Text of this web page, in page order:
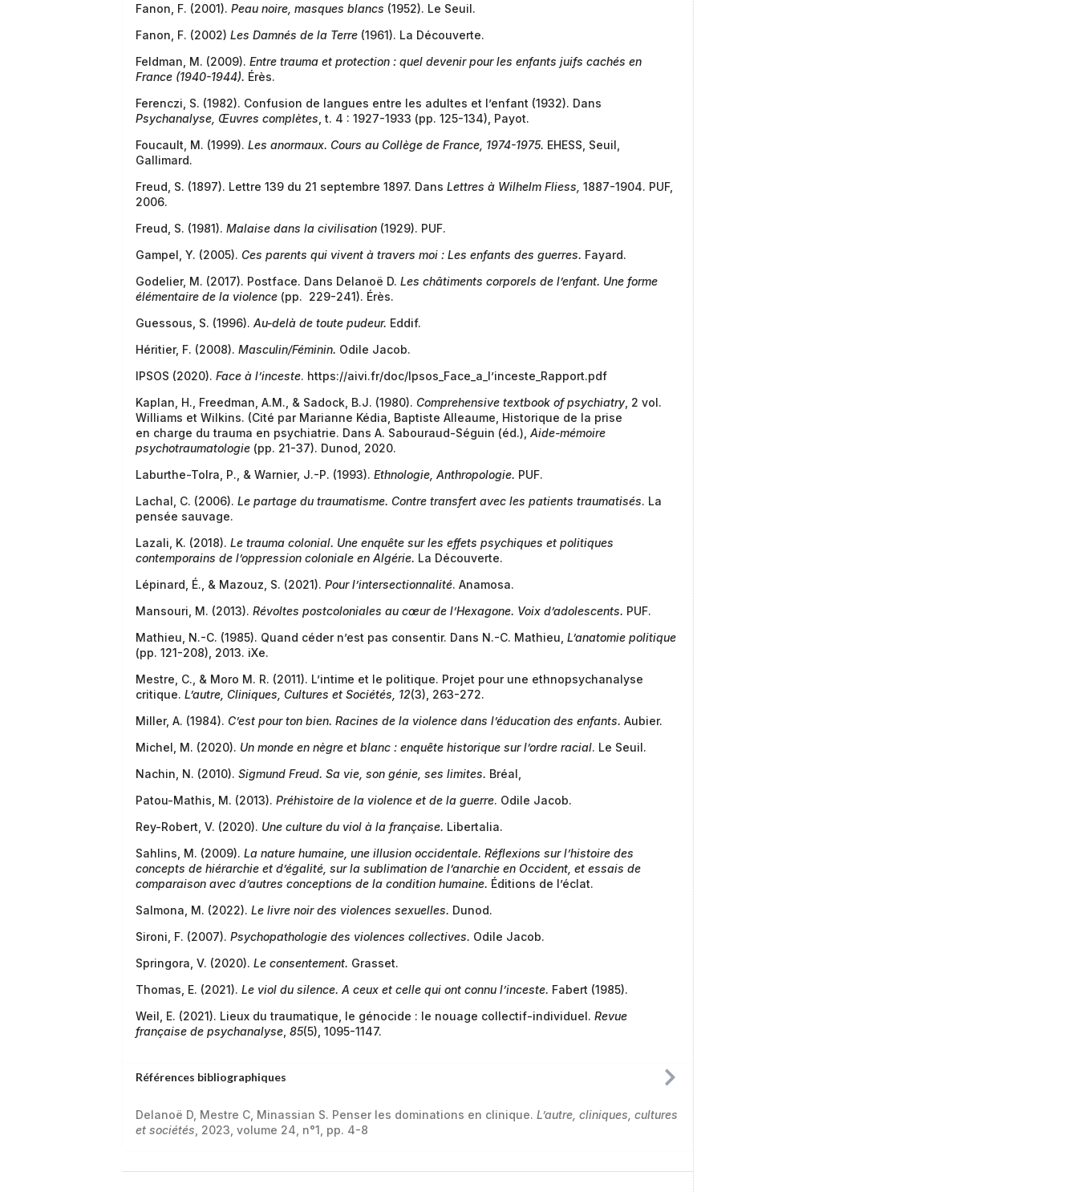
Fanon, F. (2001). Peau noire, masques blancs (1952). Le Seuil.
Fanon, F. (2002) Les Damnés de la Terre (1961). La Découverte.
Feldman, M. (2009). Entre trauma et protection : quel devenir pour les enfants juifs cachés en
France (1940-1944). Érès.
Ferenczi, S. (1982). Confusion de langues entre les adultes et l’enfant (1932). Dans
Psychanalyse, Œuvres complètes , t. 4 : 1927-1933 (pp. 125-134), Payot.
Foucault, M. (1999). Les anormaux. Cours au Collège de France, 1974-1975. EHESS, Seuil,
Gallimard.
Freud, S. (1897). Lettre 139 du 21 septembre 1897. Dans Lettres à Wilhelm Fliess, 1887-1904. PUF,
2006.
Freud, S. (1981). Malaise dans la civilisation (1929). PUF.
Gampel, Y. (2005). Ces parents qui vivent à travers moi : Les enfants des guerres. Fayard.
Godelier, M. (2017). Postface. Dans Delanoë D. Les châtiments corporels de l’enfant. Une forme
élémentaire de la violence (pp. 229-241). Érès.
Guessous, S. (1996). Au-delà de toute pudeur. Eddif.
Héritier, F. (2008). Masculin/Féminin. Odile Jacob.
IPSOS (2020). Face à l’inceste. https://aivi.fr/doc/Ipsos_Face_a_l’inceste_Rapport.pdf
Kaplan, H., Freedman, A.M., & Sadock, B.J. (1980). Comprehensive textbook of psychiatry, 2 vol.
Williams et Wilkins. (Cité par Marianne Kédia, Baptiste Alleaume, Historique de la prise
en charge du trauma en psychiatrie. Dans A. Sabouraud-Séguin (éd.), Aide-mémoire
psychotraumatologie (pp. 21-37). Dunod, 2020.
Laburthe-Tolra, P., & Warnier, J.-P. (1993). Ethnologie, Anthropologie. PUF.
Lachal, C. (2006). Le partage du traumatisme. Contre transfert avec les patients traumatisés. La
pensée sauvage.
Lazali, K. (2018). Le trauma colonial. Une enquête sur les effets psychiques et politiques
contemporains de l’oppression coloniale en Algérie. La Découverte.
Lépinard, É., & Mazouz, S. (2021). Pour l’intersectionnalité. Anamosa.
Mansouri, M. (2013). Révoltes postcoloniales au cœur de l’Hexagone. Voix d’adolescents. PUF.
Mathieu, N.-C. (1985). Quand céder n’est pas consentir. Dans N.-C. Mathieu, L’anatomie politique
(pp. 121-208), 2013. iXe.
Mestre, C., & Moro M. R. (2011). L’intime et le politique. Projet pour une ethnopsychanalyse
critique. L’autre, Cliniques, Cultures et Sociétés, 12(3), 263-272.
Miller, A. (1984). C’est pour ton bien. Racines de la violence dans l’éducation des enfants. Aubier.
Michel, M. (2020). Un monde en nègre et blanc : enquête historique sur l’ordre racial. Le Seuil.
Nachin, N. (2010). Sigmund Freud. Sa vie, son génie, ses limites. Bréal,
Patou-Mathis, M. (2013). Préhistoire de la violence et de la guerre. Odile Jacob.
Rey-Robert, V. (2020). Une culture du viol à la française. Libertalia.
Sahlins, M. (2009). La nature humaine, une illusion occidentale. Réflexions sur l’histoire des
concepts de hiérarchie et d’égalité, sur la sublimation de l’anarchie en Occident, et essais de
comparaison avec d’autres conceptions de la condition humaine. Éditions de l’éclat.
Salmona, M. (2022). Le livre noir des violences sexuelles. Dunod.
Sironi, F. (2007). Psychopathologie des violences collectives. Odile Jacob.
Springora, V. (2020). Le consentement. Grasset.
Thomas, E. (2021). Le viol du silence. A ceux et celle qui ont connu l’inceste. Fabert (1985).
Weil, E. (2021). Lieux du traumatique, le génocide : le nouage collectif-individuel. Revue
française de psychanalyse 85(5), 1095-1147.
Références bibliographiques
Delanoë D, Mestre C, Minassian S. Penser les dominations en clinique. L’autre, cliniques, cultures
et sociétés , 2023, volume 24, n°1, pp. 4-8